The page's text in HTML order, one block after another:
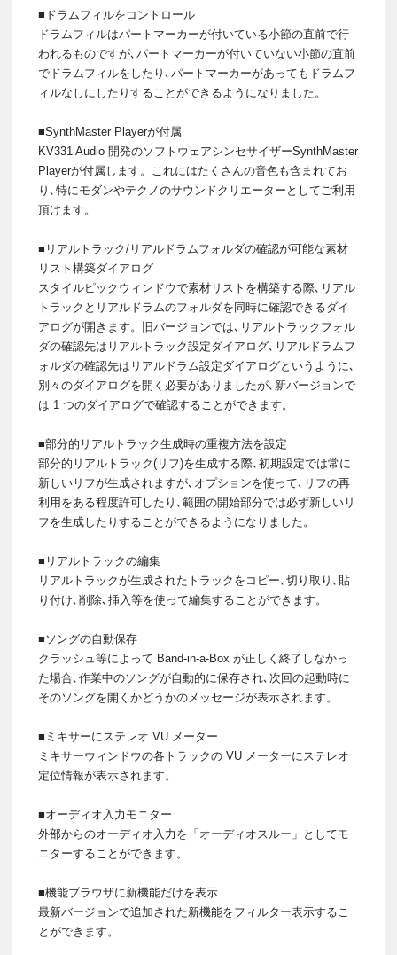
■ドラムフィルをコントロール
ドラムフィルはパートマーカーが付いている小節の直前で行
われるものですが､パートマーカーが付いていない小節の直前
でドラムフィルをしたり､パートマーカーがあってもドラムフ
ィルなしにしたりすることができるようになりました。
■SynthMaster Playerが付属
KV331 Audio 開発のソフトウェアシンセサイザーSynthMaster
Playerが付属します。これにはたくさんの音色も含まれてお
り､特にモダンやテクノのサウンドクリエーターとしてご利用
頂けます。
■リアルトラック/リアルドラムフォルダの確認が可能な素材
リスト構築ダイアログ
スタイルピックウィンドウで素材リストを構築する際､リアル
トラックとリアルドラムのフォルダを同時に確認できるダイ
アログが開きます。旧バージョンでは､リアルトラックフォル
ダの確認先はリアルトラック設定ダイアログ､リアルドラムフ
ォルダの確認先はリアルドラム設定ダイアログというように､
別々のダイアログを開く必要がありましたが､新バージョンで
は 1 つのダイアログで確認することができます。
■部分的リアルトラック生成時の重複方法を設定
部分的リアルトラック(リフ)を生成する際､初期設定では常に
新しいリフが生成されますが､オプションを使って､リフの再
利用をある程度許可したり､範囲の開始部分では必ず新しいリ
フを生成したりすることができるようになりました。
■リアルトラックの編集
リアルトラックが生成されたトラックをコピー､切り取り､貼
り付け､削除､挿入等を使って編集することができます。
■ソングの自動保存
クラッシュ等によって Band-in-a-Box が正しく終了しなかっ
た場合､作業中のソングが自動的に保存され､次回の起動時に
そのソングを開くかどうかのメッセージが表示されます。
■ミキサーにステレオ VU メーター
ミキサーウィンドウの各トラックの VU メーターにステレオ
定位情報が表示されます。
■オーディオ入力モニター
外部からのオーディオ入力を「オーディオスルー」としてモ
ニターすることができます。
■機能ブラウザに新機能だけを表示
最新バージョンで追加された新機能をフィルター表示するこ
とができます。